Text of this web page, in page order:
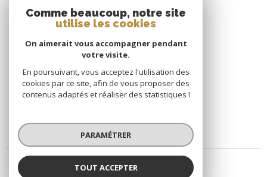
Comme beaucoup, notre site
utilise les cookies
On aimerait vous accompagner pendant
votre visite.
En poursuivant, vous acceptez l'utilisation des
cookies par ce site, afin de vous proposer des
contenus adaptés et réaliser des statistiques !
PARAMÉTRER
TOUT ACCEPTER